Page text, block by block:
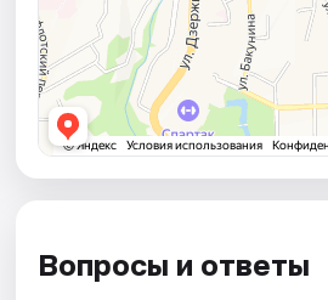
Вопросы и ответы